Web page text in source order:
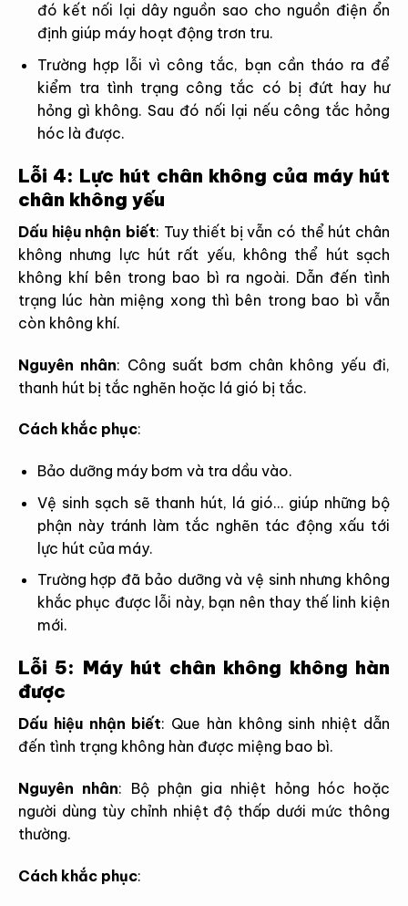
đó kết nối lại dây nguồn sao cho nguồn điện ổn
định giúp máy hoạt động trơn tru.
Trường hợp lỗi vì công tắc, bạn cần tháo ra để
kiểm tra tình trạng công tắc có bị đứt hay hư
hỏng gì không. Sau đó nối lại nếu công tắc hỏng
hóc là được.
Lỗi 4: Lực hút chân không của máy hút
chân không yếu
Dấu hiệu nhận biết: Tuy thiết bị vẫn có thể hút chân
không nhưng lực hút rất yếu, không thể hút sạch
không khí bên trong bao bì ra ngoài. Dẫn đến tình
trạng lúc hàn miệng xong thì bên trong bao bì vẫn
còn không khí.
Nguyên nhân: Công suất bơm chân không yếu đi,
thanh hút bị tắc nghẽn hoặc lá gió bị tắc.
Cách khắc phục:
Bảo dưỡng máy bơm và tra dầu vào.
Vệ sinh sạch sẽ thanh hút, lá gió… giúp những bộ
phận này tránh làm tắc nghẽn tác động xấu tới
lực hút của máy.
Trường hợp đã bảo dưỡng và vệ sinh nhưng không
khắc phục được lỗi này, bạn nên thay thế linh kiện
mới.
Lỗi 5: Máy hút chân không không hàn
được
Dấu hiệu nhận biết: Que hàn không sinh nhiệt dẫn
đến tình trạng không hàn được miệng bao bì.
Nguyên nhân: Bộ phận gia nhiệt hỏng hóc hoặc
người dùng tùy chỉnh nhiệt độ thấp dưới mức thông
thường.
Cách khắc phục: